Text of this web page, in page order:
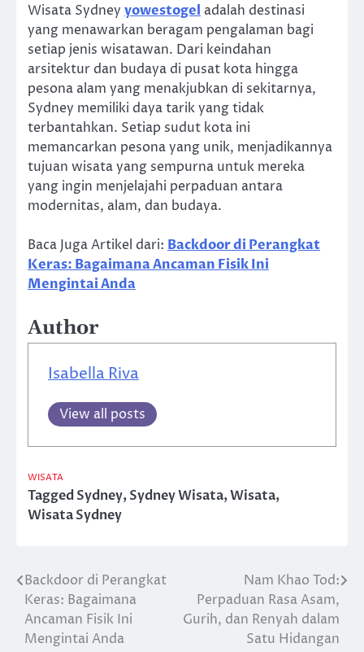
Wisata Sydney yowestogel adalah destinasi
yang menawarkan beragam pengalaman bagi
setiap jenis wisatawan. Dari keindahan
arsitektur dan budaya di pusat kota hingga
pesona alam yang menakjubkan di sekitarnya,
Sydney memiliki daya tarik yang tidak
terbantahkan. Setiap sudut kota ini
memancarkan pesona yang unik, menjadikannya
tujuan wisata yang sempurna untuk mereka
yang ingin menjelajahi perpaduan antara
modernitas, alam, dan budaya.
Baca Juga Artikel dari: Backdoor di Perangkat
Keras: Bagaimana Ancaman Fisik Ini
Mengintai Anda
Author
Isabella Riva
View all posts
WISATA
TaggedSydney,Sydney Wisata,Wisata,
Wisata Sydney
Post
navigation
Backdoor di Perangkat
Keras: Bagaimana
Ancaman Fisik Ini
Mengintai Anda
Nam Khao Tod:
Perpaduan Rasa Asam,
Gurih, dan Renyah dalam
Satu Hidangan